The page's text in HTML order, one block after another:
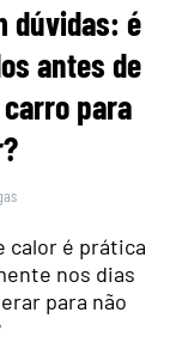
dúvidas: é
antes de
para
calor é prática
nos dias
para não